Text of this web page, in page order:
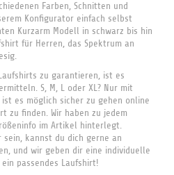
Farben, Schnitten und
Konfigurator einfach selbst
Kurzarm Modell in schwarz bis hin
für Herren, das Spektrum an
zu garantieren, ist es
S, M, L oder XL? Nur mit
es möglich sicher zu gehen online
zu finden. Wir haben zu jedem
im Artikel hinterlegt.
kannst du dich gerne an
und wir geben dir eine individuelle
passendes Laufshirt!